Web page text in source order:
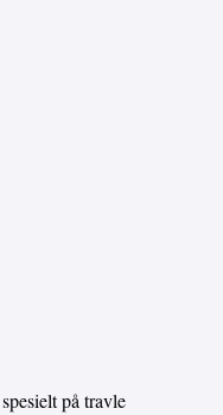
på travle